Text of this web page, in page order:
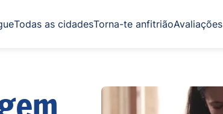
Todas as cidadesTorna-te anfitriãoAvaliações